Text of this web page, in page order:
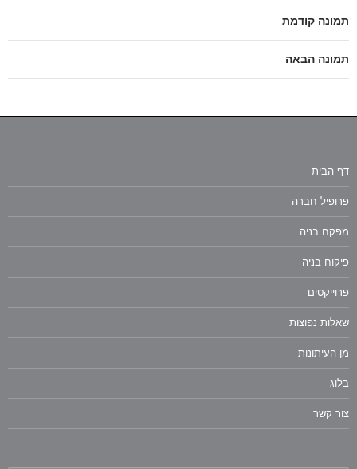
תמונה קודמת
תמונה הבאה
דף הבית
פרופיל חברה
מפקח בניה
פיקוח בניה
פרוייקטים
שאלות נפוצות
מן העיתונות
בלוג
צור קשר